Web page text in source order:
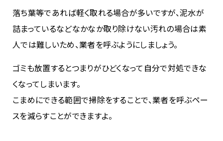
落ち葉等であれば軽く取れる場合が多いですが、泥水が
詰まっているなどなかなか取り除けない汚れの場合は素
人では難しいため、業者を呼ぶようにしましょう。
ゴミも放置するとつまりがひどくなって自分で対処できな
くなってしまいます。
こまめにできる範囲で掃除をすることで、業者を呼ぶペー
スを減らすことができますよ。